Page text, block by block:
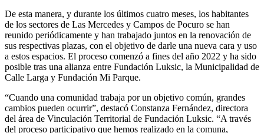
De esta manera, y durante los últimos cuatro meses, los habitantes
de los sectores de Las Mercedes y Campos de Pocuro se han
reunido periódicamente y han trabajado juntos en la renovación de
sus respectivas plazas, con el objetivo de darle una nueva cara y uso
a estos espacios. El proceso comenzó a fines del año 2022 y ha sido
posible tras una alianza entre Fundación Luksic, la Municipalidad de
Calle Larga y Fundación Mi Parque.
“Cuando una comunidad trabaja por un objetivo común, grandes
cambios pueden ocurrir”, destacó Constanza Fernández, directora
del área de Vinculación Territorial de Fundación Luksic. “A través
del proceso participativo que hemos realizado en la comuna,